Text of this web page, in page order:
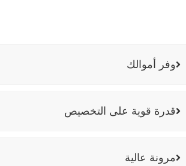
وفر أموالك
قدرة قوية على التخصيص
مرونة عالية